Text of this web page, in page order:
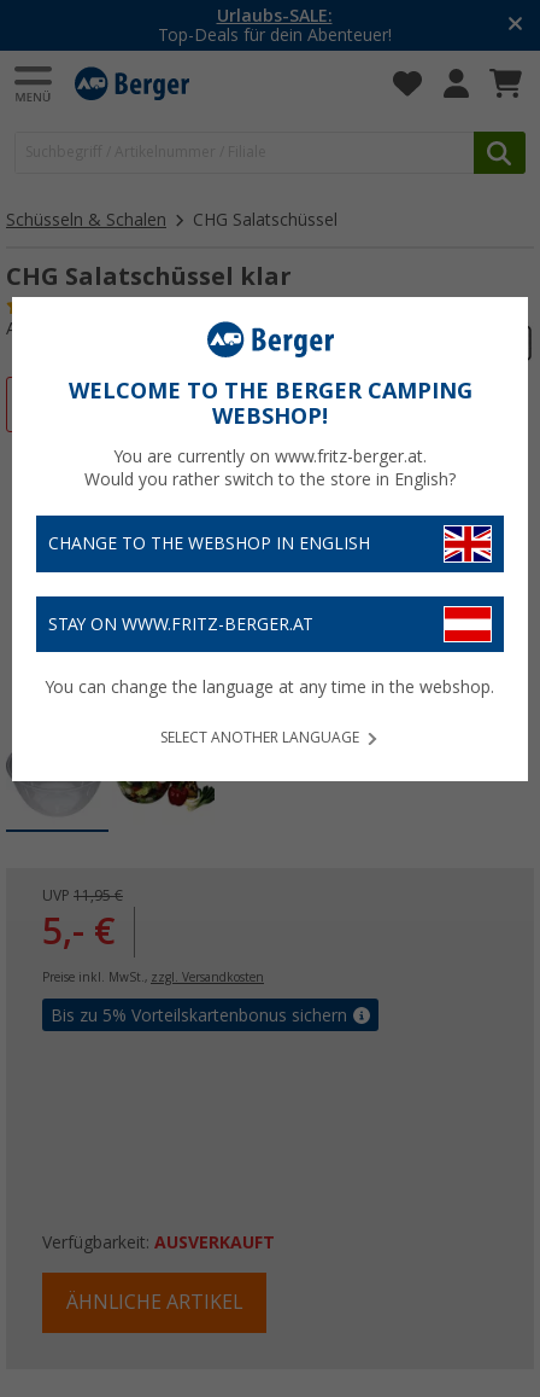
für dein Abenteuer!
-20%
Mit
Schüsseln & Schalen CHG Salatschüssel
CHG Salatschüssel klar
Art.-Nr.: 447890
UVP 11,95 €
5,- €
Preise inkl. MwSt., zzgl. Versandkosten
Bis zu 5% Vorteilskartenbonus sichern
Verfügbarkeit: AUSVERKAUFT
ÄHNLICHE ARTIKEL
WELCOME TO THE BERGER CAMPING
WEBSHOP!
You are currently on www.fritz-berger.at.
Would you rather switch to the store in English?
CHANGE TO THE WEBSHOP IN ENGLISH
STAY ON WWW.FRITZ-BERGER.AT
You can change the language at any time in the webshop.
SELECT ANOTHER LANGUAGE